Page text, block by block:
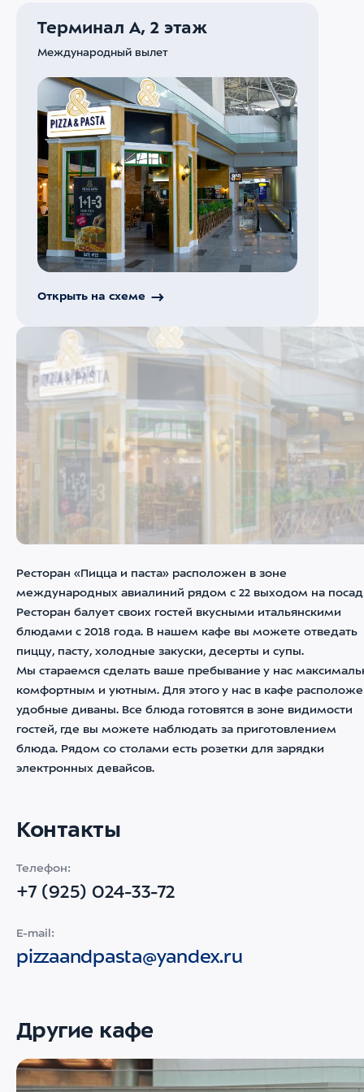
Ресторан «Пицца и паста» расположен в зоне
международных авиалиний рядом с 22 выходом на
Ресторан балует своих гостей вкусными итальянскими
блюдами с 2018 года. В нашем кафе вы можете отведать
пиццу, пасту, холодные закуски, десерты и супы.
Мы стараемся сделать ваше пребывание у нас
комфортным и уютным. Для этого у нас в кафе
удобные диваны. Все блюда готовятся в зоне видимости
гостей, где вы можете наблюдать за приготовлением
блюда. Рядом со столами есть розетки для зарядки
электронных девайсов.
Терминал А, 2 этаж
Международный вылет
Открыть на схеме
Контакты
Телефон:
+7 (925) 024-33-72
E-mail:
pizzaandpasta@yandex.ru
Другие кафе